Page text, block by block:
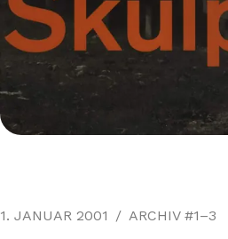
1. JANUAR 2001 ARCHIV #1–3